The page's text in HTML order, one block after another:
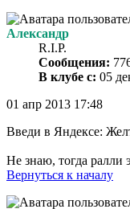
Александр
R.I.P.
Сообщения:
В клубе с: 05
01 апр 2013 17:48
Введи в Яндексе:
Не знаю, тогда ралли
Вернуться к началу